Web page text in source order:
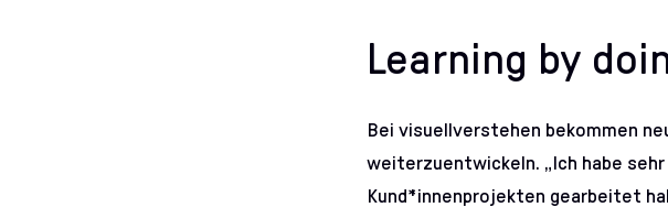
Learning by
Bei visuellverstehen bekommen
weiterzuentwickeln. „Ich habe
Kund*innenprojekten gearbeitet